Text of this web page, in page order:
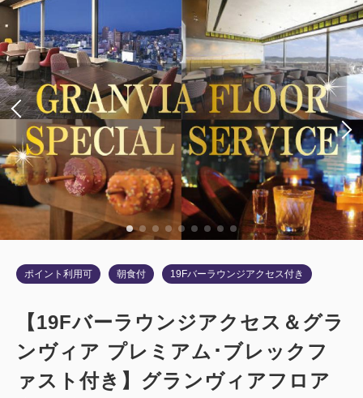
税・サービス料込
会員価格 50,300円
大人1名1 室
税・サービス料込
合計 50,800円
【32平米】
禁煙 バス・トイレ：セパレート
1~2名 シングルサイズ×2
Wi-Fiあり（無料）
残り2室 詳細 今すぐ予約
ツイン
ポイント利用可 朝食付 19Fバーラウンジアクセス付き
【19Fバーラウンジアクセス＆グラ
ンヴィア プレミアム･ブレックフ
ァスト付き】グランヴィアフロア